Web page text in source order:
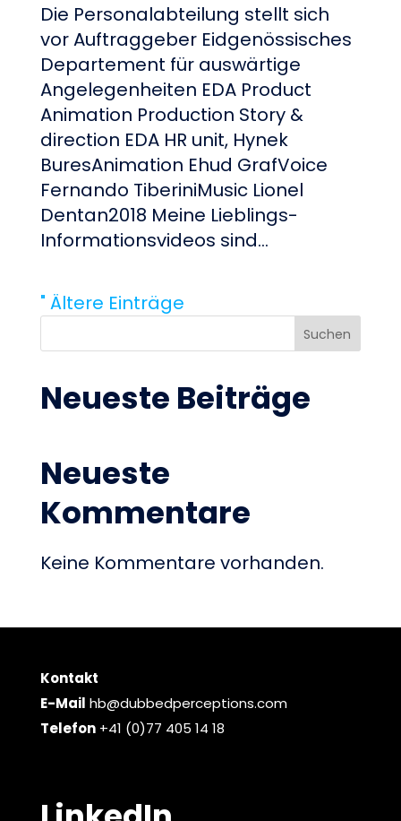
Die Personalabteilung stellt sich
vor Auftraggeber Eidgenössisches
Departement für auswärtige
Angelegenheiten EDA Product
Animation Production Story &
direction EDA HR unit, Hynek
BuresAnimation Ehud GrafVoice
Fernando TiberiniMusic Lionel
Dentan2018 Meine Lieblings-
Informationsvideos sind...
" Ältere Einträge
Suchen
Neueste Beiträge
Neueste
Kommentare
Keine Kommentare vorhanden.
Kontakt
E-Mail hb@dubbedperceptions.com
Telefon+41 (0)77 405 14 18